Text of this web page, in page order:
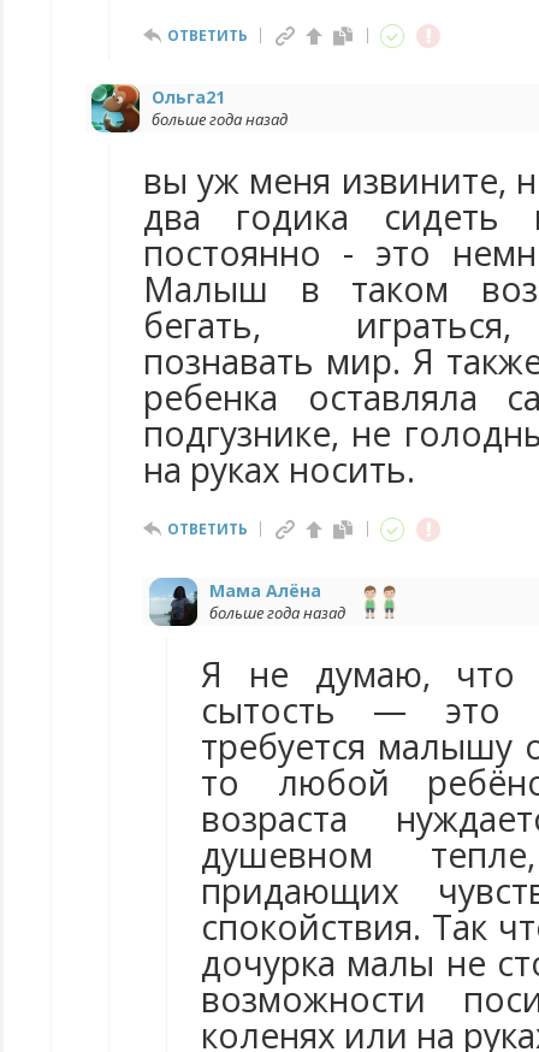
ОТВЕТИТЬ
Ольга21
больше года назад
вы уж меня извините,
два годика
постоянно - это
Малыш в таком
бегать,
познавать мир. Я
ребенка оставляла
подгузнике, не
на руках носить.
ОТВЕТИТЬ
Мама Алёна
больше года назад
Я не думаю, что
сытость — это
требуется малышу
то любой
возраста
душевном
придающих
спокойствия. Так
дочурка малы не
возможности
коленях или на